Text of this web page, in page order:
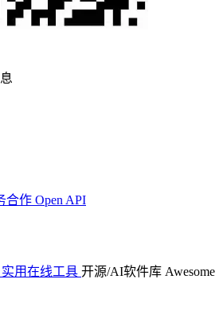
合作 Open API
实用在线工具 开源/AI软件库 Awesome